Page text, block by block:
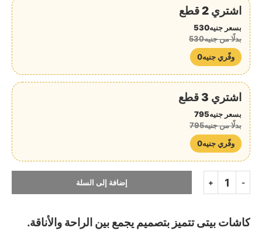
اشتري 2 قطع
بسعر جنيه530
بدلًا من جنيه530
وفّري جنيه0
اشتري 3 قطع
بسعر جنيه795
بدلًا من جنيه795
وفّري جنيه0
إضافة إلى السلة
كاشات بيتى تتميز بتصميم يجمع بين الراحة والأناقة.